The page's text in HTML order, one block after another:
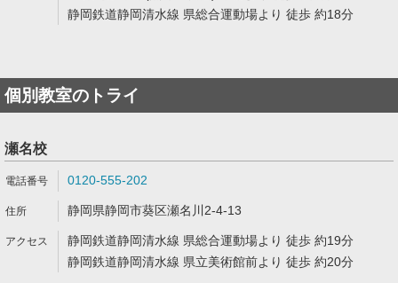
静岡鉄道静岡清水線 県総合運動場より 徒歩 約18分
個別教室のトライ
瀬名校
0120-555-202
静岡県静岡市葵区瀬名川2-4-13
静岡鉄道静岡清水線 県総合運動場より 徒歩 約19分
静岡鉄道静岡清水線 県立美術館前より 徒歩 約20分